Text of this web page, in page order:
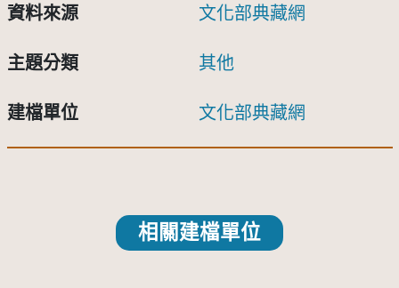
資料來源 文化部典藏網
主題分類 其他
建檔單位 文化部典藏網
相關建檔單位